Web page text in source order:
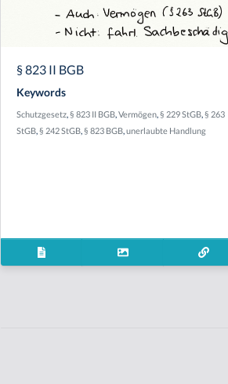
§ 823 II BGB
Keywords
Schutzgesetz,§ 823 II BGB,Vermögen,§ 229 StGB,§ 263
StGB,§ 242 StGB,§ 823 BGB,unerlaubte Handlung